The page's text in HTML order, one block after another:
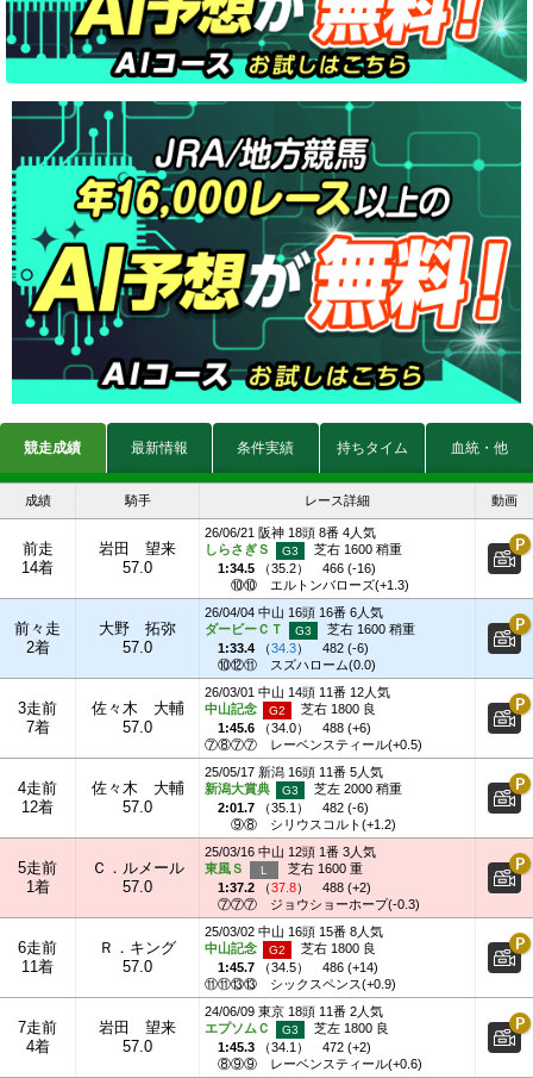
競走成績 最新情報 条件実績 持ちタイム 血統・他
成績 騎手 レース詳細 動画
前走
14着
岩田 望来
57.0
26/06/21 阪神 18頭 8番 4人気
しらさぎＳ
芝右 1600 稍重
1:34.5 （35.2）
466 (-16)
⑩⑩
エルトンバローズ(+1.3)
前々走
2着
大野 拓弥
57.0
26/04/04 中山 16頭 16番 6人気
ダービーＣＴ
芝右 1600 稍重
1:33.4 （34.3）
482 (-6)
⑩⑫⑪
スズハローム(0.0)
3走前
7着
佐々木 大輔
57.0
26/03/01 中山 14頭 11番 12人気
中山記念
芝右 1800 良
1:45.6 （34.0）
488 (+6)
⑦⑧⑦⑦
レーベンスティール(+0.5)
4走前
12着
佐々木 大輔
57.0
25/05/17 新潟 16頭 11番 5人気
新潟大賞典
芝左 2000 稍重
2:01.7 （35.1 ）
482 (-6)
⑨⑧
シリウスコルト(+1.2)
5走前
1着
Ｃ．ルメール
57.0
25/03/16 中山 12頭 1番 3人気
東風Ｓ
芝右 1600 重
1:37.2 （37.8）
488 (+2)
⑦⑦⑦
ジョウショーホープ(-0.3)
6走前
11着
Ｒ．キング
57.0
25/03/02 中山 16頭 15番 8人気
中山記念
芝右 1800 良
1:45.7 （34.5）
486 (+14)
⑪⑪⑬⑬
シックスペンス(+0.9)
7走前
4着
岩田 望来
57.0
24/06/09 東京 18頭 11番 2人気
エプソムＣ
芝左 1800 良
1:45.3 （34.1 ）
472 (+2)
⑧⑨⑨
レーベンスティール(+0.6)